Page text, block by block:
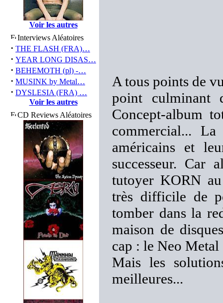
Voir les autres
Interviews Aléatoires
· THE FLASH (FRA)…
· YEAR LONG DISAS…
· BEHEMOTH (pl) -…
· MUSINK by Metal…
· DYSLESIA (FRA) …
Voir les autres
CD Reviews Aléatoires
A tous points de
point culminant
Concept-album
commercial...
américains et
successeur. Car
tutoyer KORN
très difficile de
tomber dans la
maison de
cap : le Neo
Mais les
meilleures...